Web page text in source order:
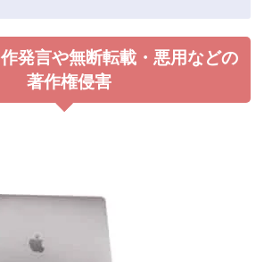
発言や無断転載・悪用などの
著作権侵害